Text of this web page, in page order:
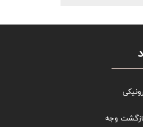
وجه